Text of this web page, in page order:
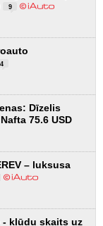
9
4
Dīzelis
75.6 USD
– luksusa
- kļūdu skaits uz